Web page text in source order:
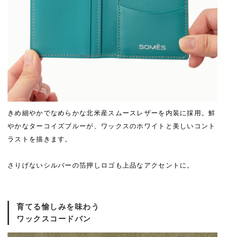
きめ細やかでなめらかな北米産スムースレザーを内装に採用。鮮
やかなターコイズブルーが、ワックスのホワイトと美しいコント
ラストを描きます。
さりげないシルバーの箔押しロゴも上品なアクセントに。
育てる愉しみを味わう
ワックスコードバン